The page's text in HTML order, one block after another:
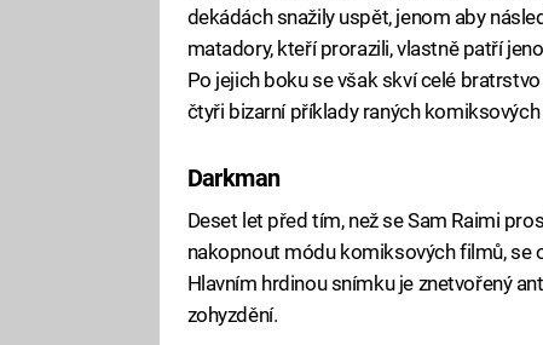
dekádách snažily uspět, jenom aby
matadory, kteří prorazili, vlastně patří
Po jejich boku se však skví celé
čtyři bizarní příklady raných
Darkman
Deset let před tím, než se Sam Raimi
nakopnout módu komiksových filmů, se
Hlavním hrdinou snímku je znetvořený
zohyzdění.